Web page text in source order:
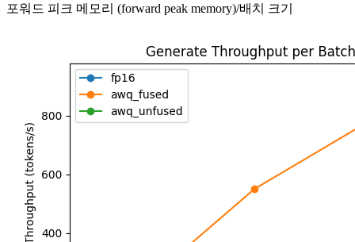
포워드 피크 메모리 (forward peak memory)/배치 크기